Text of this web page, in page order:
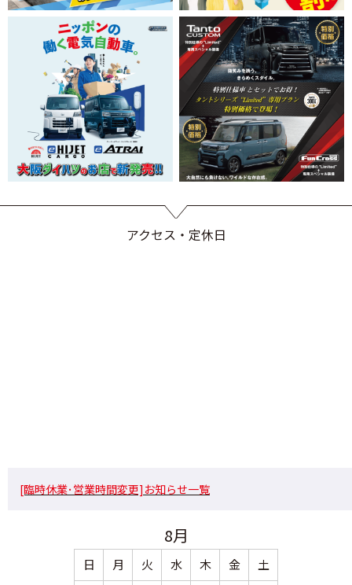
アクセス・定休日
[臨時休業･営業時間変更]お知らせ一覧
8月
日 月 火 水 木 金
土